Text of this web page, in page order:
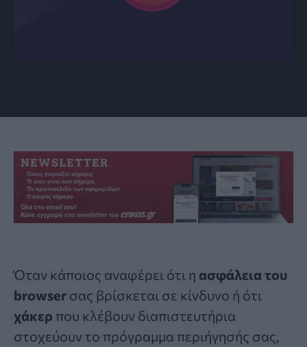
Όταν κάποιος αναφέρει ότι η ασφάλεια του
browser σας βρίσκεται σε κίνδυνο ή ότι
χάκερ που κλέβουν διαπιστευτήρια
στοχεύουν το πρόγραμμα περιήγησής σας,